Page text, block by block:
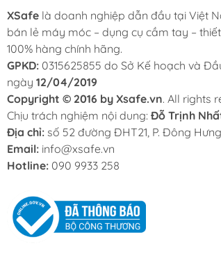
XSafe là doanh nghiệp dẫn đầu tại Việt
bán lẻ máy móc – dụng cụ cầm tay –
100% hàng chính hãng.
GPKD: 0315625855 do Sở Kế hoạch và
ngày 12/04/2019
Copyright © 2016 by Xsafe.vn. All rights
Chịu trách nghiệm nội dung: Đỗ Trịnh
Địa chỉ: số 52 đường ĐHT21, P. Đông
Email: info@xsafe.vn
Hotline: 090 9933 258